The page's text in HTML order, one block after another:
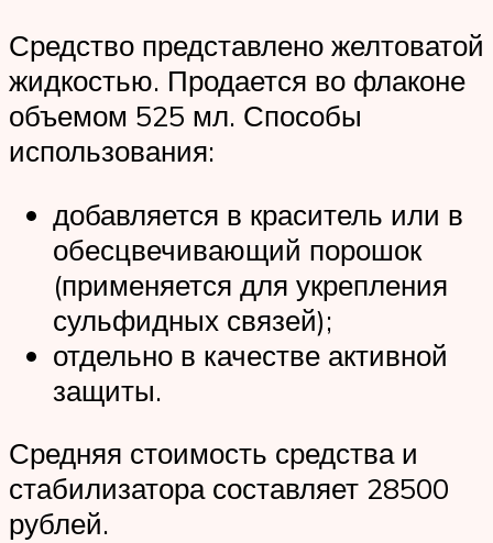
Средство представлено желтоватой
жидкостью. Продается во флаконе
объемом 525 мл. Способы
использования:
добавляется в краситель или в
обесцвечивающий порошок
(применяется для укрепления
сульфидных связей);
отдельно в качестве активной
защиты.
Средняя стоимость средства и
стабилизатора составляет 28500
рублей.